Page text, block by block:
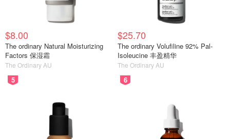
$8.00
The ordinary Natural Moisturizing
Factors 保湿霜
The Ordinary AU
$25.70
The ordinary Volufiline 92% Pal-
Isoleucine 丰盈精华
The Ordinary AU
5 6